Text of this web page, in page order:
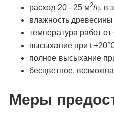
расход 20 - 25 м2/л, в
влажность
температура работ
высыхание при t
полное высыхание
бесцветное,
Меры